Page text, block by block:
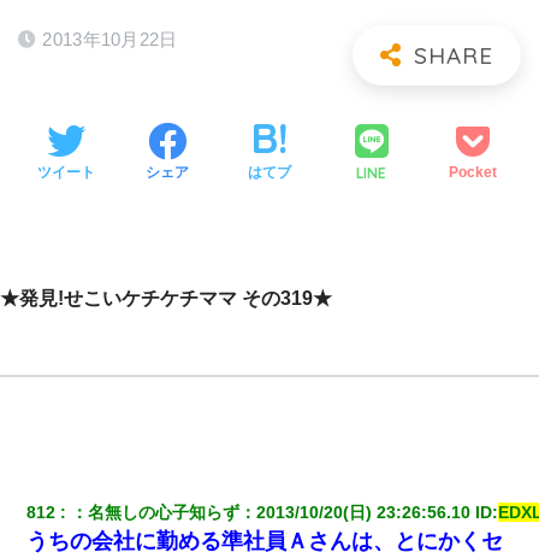
2013年10月22日
ツイート シェア はてブ LINE Pocket
★発見!せこいケチケチママ その319★
812 ：名無しの心子知らず ：2013/10/20(日) 23:26:56.10 ID:
うちの会社に勤める準社員Ａさんは、とにかくセ